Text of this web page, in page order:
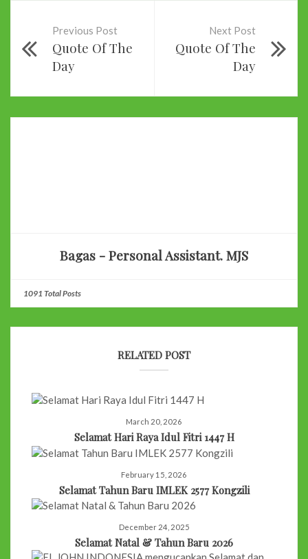
Previous Post
Quote Of The
Day
Next Post
Quote Of The
Day
Bagas - Personal Assistant. MJS
1091 Total Posts
RELATED POST
March 20, 2026
Selamat Hari Raya Idul Fitri 1447 H
February 15, 2026
Selamat Tahun Baru IMLEK 2577 Kongzili
December 24, 2025
Selamat Natal & Tahun Baru 2026